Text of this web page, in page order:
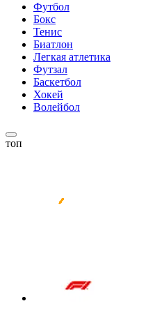
Футбол
Бокс
Тенис
Биатлон
Легкая атлетика
Футзал
Баскетбол
Хокей
Волейбол
топ